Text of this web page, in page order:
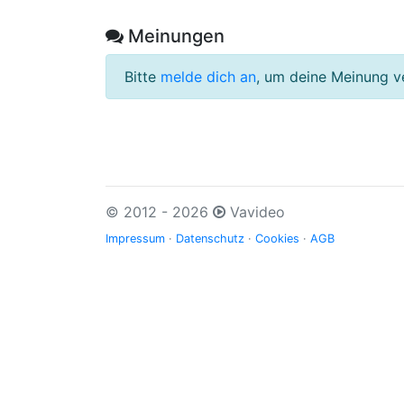
Meinungen
Bitte melde dich an, um deine Meinung
© 2012 - 2026 Vavideo
Impressum · Datenschutz · Cookies · AGB